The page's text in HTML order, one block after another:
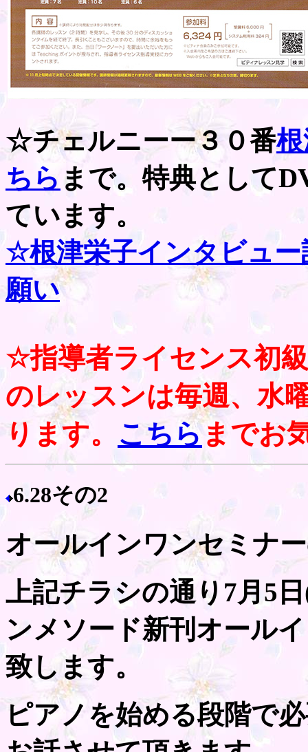
☆チェルニーー３０番
ちら まで。特典として
ています。
☆根津栄子インタビュ
願い
☆指導者ライセンス初
のレッスンは毎週、水
ります。 こちらまでお
6.28その2
オールインワンセミナ
上記チラシの通り7月5
ンメソード新刊オール
致します。
ピアノを始める段階で